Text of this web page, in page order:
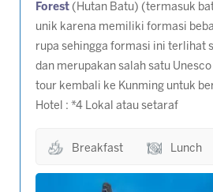
Forest (Hutan Batu) (termasuk
unik karena memiliki formasi
rupa sehingga formasi ini terlihat
dan merupakan salah satu
tour kembali ke Kunming untuk
Hotel : *4 Lokal atau setaraf
Breakfast Lunch